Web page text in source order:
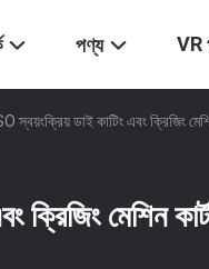
পণ্য VR
স্বয়ংক্রিয় ডাই কাটিং এবং ক্রিজিং
মেশিন